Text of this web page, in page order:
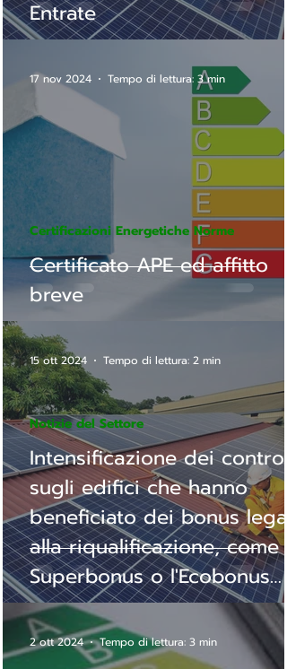
Entrate
Certificato APE ed affitto
breve
Certificazioni Energetiche Norme
17 nov 2024 Tempo di lettura: 3 min
Intensificazione dei controlli
sugli edifici che hanno
beneficiato dei bonus legati
alla riqualificazione, come il
Superbonus o l'Ecobonus
50/65!
Notizie del Settore
15 ott 2024 Tempo di lettura: 2 min
2 ott 2024 Tempo di lettura: 3 min